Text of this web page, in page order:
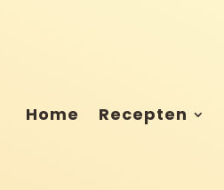
Home Recepten